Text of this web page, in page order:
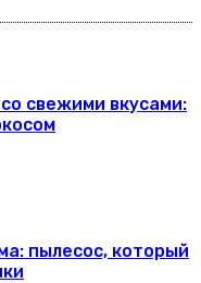
свежими вкусами:
пылесос, который